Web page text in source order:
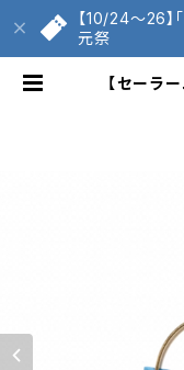
【10/24〜26】
元祭
【セーラ